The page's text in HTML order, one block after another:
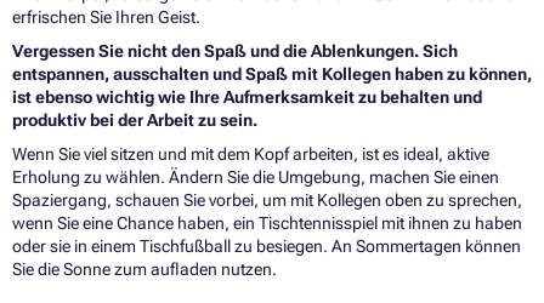
erfrischen Sie Ihren Geist.
Vergessen Sie nicht den Spaß und die Ablenkungen. Sich
entspannen, ausschalten und Spaß mit Kollegen haben zu können,
ist ebenso wichtig wie Ihre Aufmerksamkeit zu behalten und
produktiv bei der Arbeit zu sein.
Wenn Sie viel sitzen und mit dem Kopf arbeiten, ist es ideal, aktive
Erholung zu wählen. Ändern Sie die Umgebung, machen Sie einen
Spaziergang, schauen Sie vorbei, um mit Kollegen oben zu sprechen,
wenn Sie eine Chance haben, ein Tischtennisspiel mit ihnen zu haben
oder sie in einem Tischfußball zu besiegen. An Sommertagen können
Sie die Sonne zum aufladen nutzen.